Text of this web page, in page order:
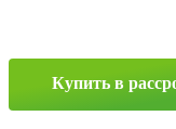
Купить в